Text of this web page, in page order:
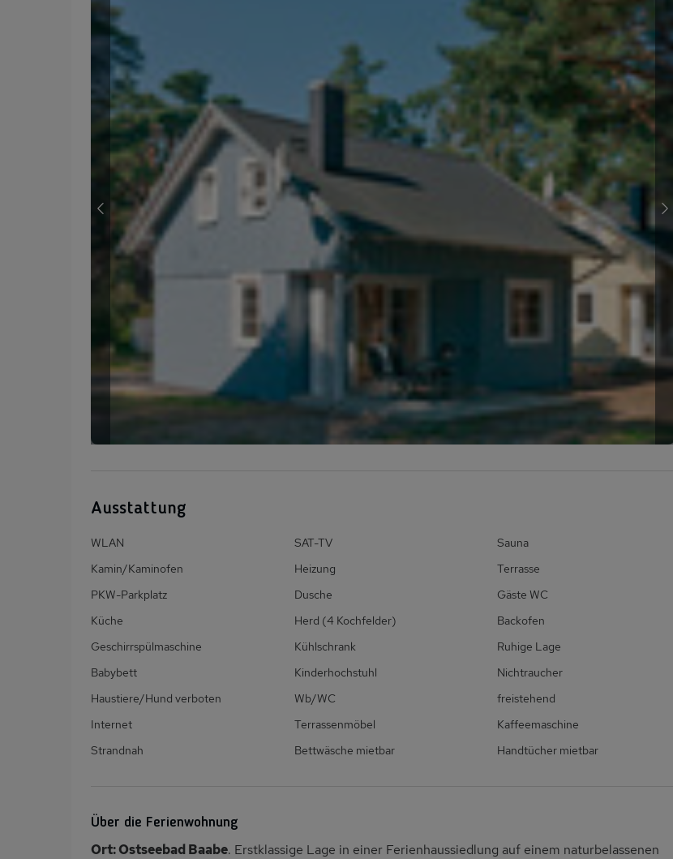
Ausstattung
WLAN SAT-TV
Sauna
Kamin/Kaminofen
Heizung
Terrasse
PKW-Parkplatz
Dusche
Gäste WC
Küche
Herd (4 Kochfelder)
Backofen
Geschirrspülmaschine
Kühlschrank
Ruhige Lage
Babybett
Kinderhochstuhl
Nichtraucher
Haustiere/Hund verboten
Wb/WC
freistehend
Internet
Terrassenmöbel
Kaffeemaschine
Strandnah
Bettwäsche mietbar Handtücher mietbar
Über die Ferienwohnung
Ort: Ostseebad Baabe. Erstklassige Lage in einer Ferienhaussiedlung auf einem naturbelassenen